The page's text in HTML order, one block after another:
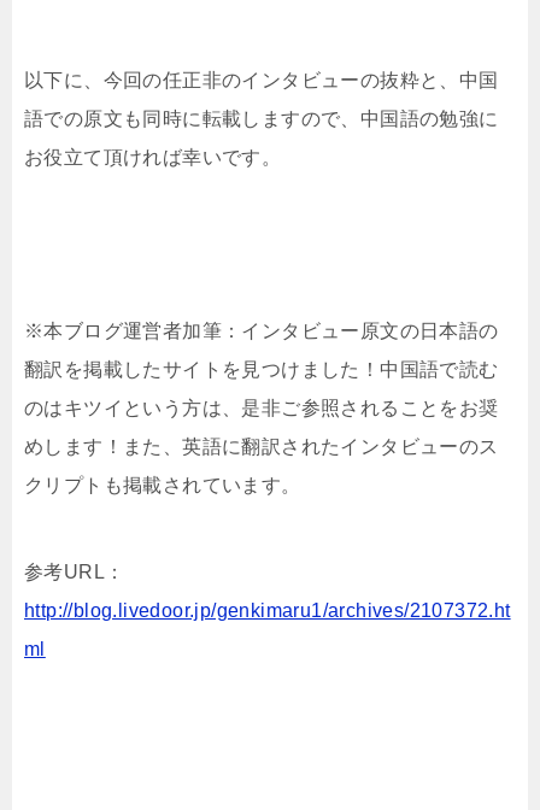
以下に、今回の任正非のインタビューの抜粋と、中国
語での原文も同時に転載しますので、中国語の勉強に
お役立て頂ければ幸いです。
※本ブログ運営者加筆：インタビュー原文の日本語の
翻訳を掲載したサイトを見つけました！中国語で読む
のはキツイという方は、是非ご参照されることをお奨
めします！また、英語に翻訳されたインタビューのス
クリプトも掲載されています。
参考URL：
http://blog.livedoor.jp/genkimaru1/archives/2107372.ht
ml